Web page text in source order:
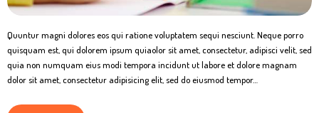
Quuntur magni dolores eos qui ratione voluptatem sequi nesciunt. Neque porro
quisquam est, qui dolorem ipsum quiaolor sit amet, consectetur, adipisci velit, sed
quia non numquam eius modi tempora incidunt ut labore et dolore magnam
dolor sit amet, consectetur adipisicing elit, sed do eiusmod tempor…